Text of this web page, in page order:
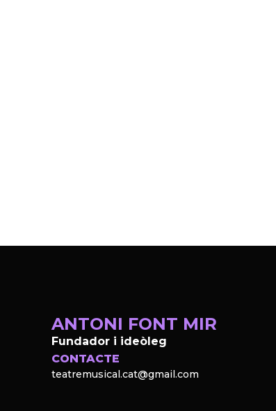
ANTONI FONT MIR
Fundador i ideòleg
CONTACTE
teatremusical.cat@gmail.com